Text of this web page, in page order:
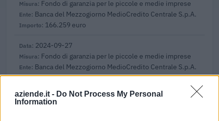
aziende.it - Do Not Process My Personal
Information
Fondo di garanzia per le piccole e medie imprese
Banca del Mezzogiorno MedioCredito Centrale S.p.A.
166.259 euro
2024-09-27
Fondo di garanzia per le piccole e medie imprese
Banca del Mezzogiorno MedioCredito Centrale S.p.A.
36.000 euro
2024-09-10